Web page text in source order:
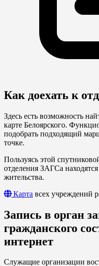
Как доехать к
Здесь есть возможность
карте Белоярского.
подобрать подходящий
точке.
Пользуясь этой
отделения ЗАГСа
жительства.
Карта всех учреждений
Запись в орган
гражданского
интернет
Служащие организации